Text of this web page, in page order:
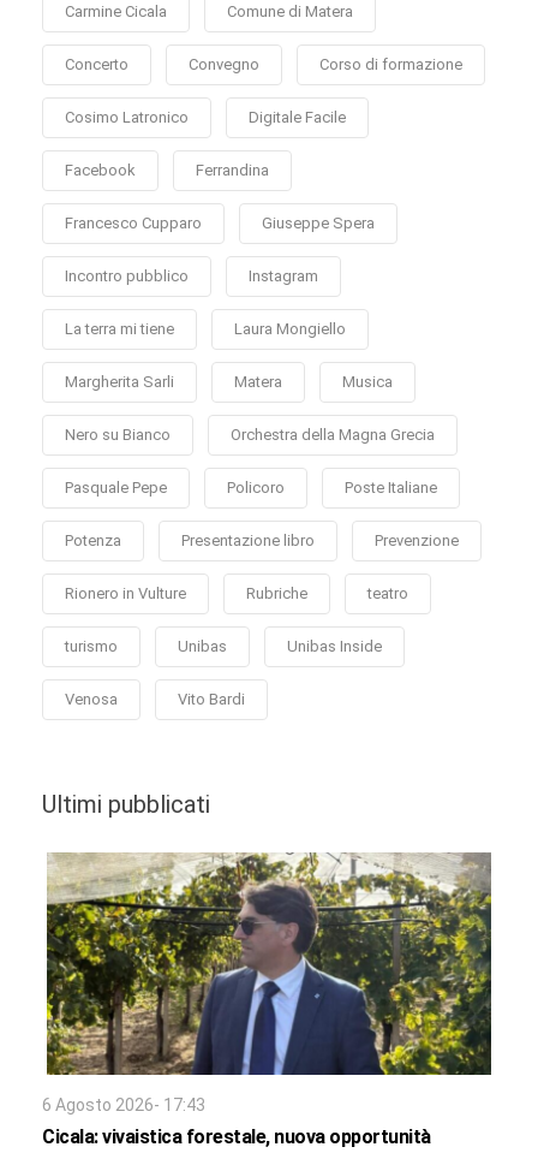
Carmine Cicala Comune di Matera
Concerto Convegno Corso di formazione
Cosimo Latronico Digitale Facile
Facebook Ferrandina
Francesco Cupparo Giuseppe Spera
Incontro pubblico Instagram
La terra mi tiene Laura Mongiello
Margherita Sarli Matera Musica
Nero su Bianco Orchestra della Magna Grecia
Pasquale Pepe Policoro Poste Italiane
Potenza Presentazione libro Prevenzione
Rionero in Vulture Rubriche teatro
turismo Unibas Unibas Inside
Venosa Vito Bardi
Ultimi pubblicati
6 Agosto 2026- 17:43
Cicala: vivaistica forestale, nuova opportunità